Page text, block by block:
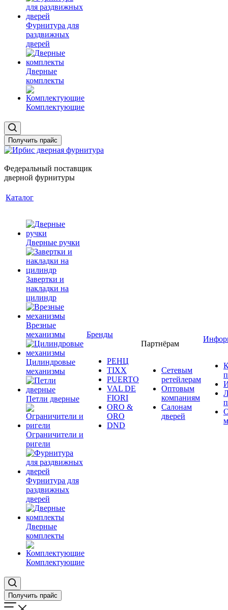
Фурнитура для
раздвижных
дверей
Дверные
комплекты
Комплектующие
Получить прайс
Федеральный поставщик
дверной фурнитуры
Каталог
Дверные ручки
Завертки и
накладки на
цилиндр
Врезные
механизмы
Цилиндровые
механизмы
Петли дверные
Ограничители и
ригели
Фурнитура для
раздвижных
дверей
Дверные
комплекты
Комплектующие
Бренды
РЕНЦ
TIXX
PUERTO
VAL DE
FIORI
ORO &
ORO
DND
Партнёрам
Сетевым
ретейлерам
Оптовым
компаниям
Салонам
дверей
Получить прайс